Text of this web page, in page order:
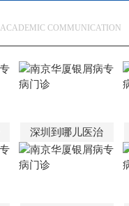
ACADEMIC COMMUNICATION
深圳到哪儿医治